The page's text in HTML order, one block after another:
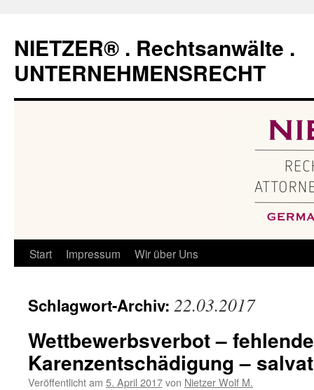
springen
NIETZER® . Rechtsanwälte .
UNTERNEHMENSRECHT
Start Impressum Wir über Uns
Schlagwort-Archiv: 22.03.2017
Wettbewerbsverbot – fehlende
Karenzentschädigung –
Veröffentlicht am 5. April 2017von Nietzer Wolf M.